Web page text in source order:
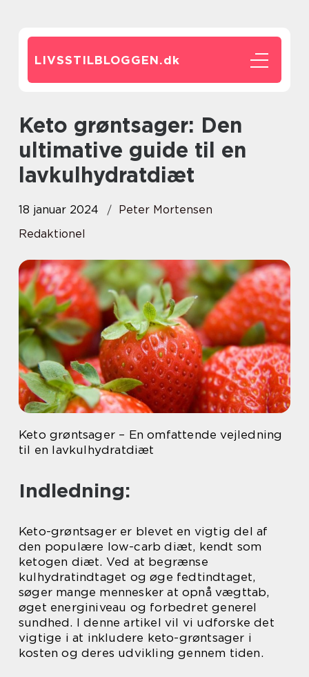
LIVSSTILBLOGGEN.dk
Keto grøntsager: Den
ultimative guide til en
lavkulhydratdiæt
18 januar 2024
Peter Mortensen
Redaktionel
Keto grøntsager – En omfattende vejledning
til en lavkulhydratdiæt
Indledning:
Keto-grøntsager er blevet en vigtig del af
den populære low-carb diæt, kendt som
ketogen diæt. Ved at begrænse
kulhydratindtaget og øge fedtindtaget,
søger mange mennesker at opnå vægttab,
øget energiniveau og forbedret generel
sundhed. I denne artikel vil vi udforske det
vigtige i at inkludere keto-grøntsager i
kosten og deres udvikling gennem tiden.